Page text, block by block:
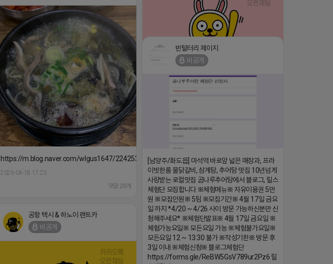
2026-04-18 17:23
댓글:20개
https://m.blog.naver.com/wlgus1647/224253846149
2026-04-18 17:23
댓글:20개
빈털터리 제이지
비공개
[남양주/화도읍] 마석역 바로앞 넓은 매장과, 프라
이빗한룸 물닭갈비, 삼계탕, 추어탕 맛집 10년넘게
사랑받는 로컬맛집 곰나루추어탕에서 블로그, 릴스
체험단 모집합니다 ※체험메뉴※ 자유이용권 5만
원 ※모집인원※ 5팀 ※모집기간※ 4월 17일 금요
일 까지 *4/20 ~ 4/26 사이 방문 가능하신분만 신
청해주세요* ※체험단발표※ 4월 17일 금요일 ※
체험가능요일※ 모든요일 가능 ※체험불가요일※
모든요일 12 ~ 13:30 불가 ※작성기한※ 방문 후
3일 이내 ※체험신청※ 블로그체험단
https://forms.gle/ReBW5GsV789ur2Pz6 릴
공항 택시 & 하노이 렌트카
비공개